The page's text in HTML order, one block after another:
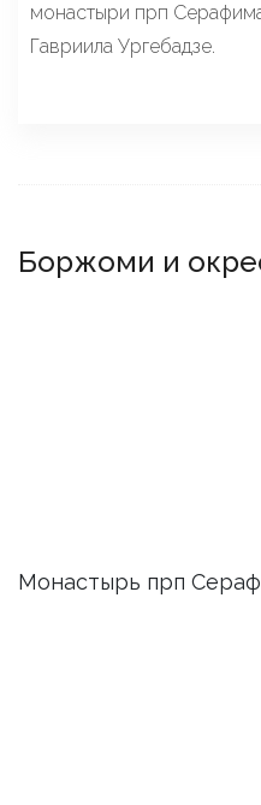
монастыри прп
Гавриила Ургебадзе.
Боржоми и
Монастырь прп